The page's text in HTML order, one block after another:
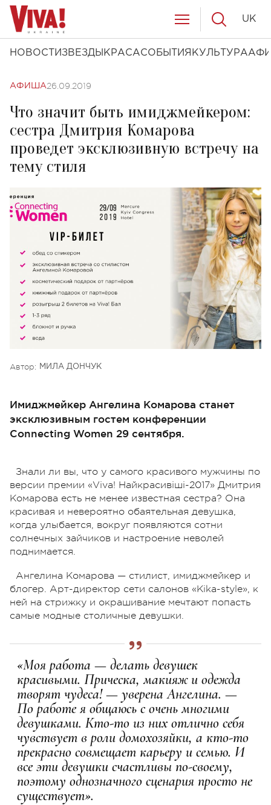
НОВОСТИ ЗВЕЗДЫ КРАСАСОБЫТИЯ КУЛЬТУРА
UK
АФИША26.09.2019
Что значит быть имиджмейкером:
сестра Дмитрия Комарова
проведет эксклюзивную встречу на
тему стиля
Автор: МИЛА ДОНЧУК
Имиджмейкер Ангелина Комарова станет
эксклюзивным гостем конференции
Connecting Women 29 сентября.
Знали ли вы, что у самого красивого мужчины по
версии премии «Viva! Найкрасивіші-2017» Дмитрия
Комарова есть не менее известная сестра? Она
красивая и невероятно обаятельная девушка,
когда улыбается, вокруг появляются сотни
солнечных зайчиков и настроение неволей
поднимается.
Ангелина Комарова — стилист, имиджмейкер и
блогер. Арт-директор сети салонов «Kika-style», к
ней на стрижку и окрашивание мечтают попасть
самые модные столичные девушки.
«Моя работа — делать девушек
красивыми. Прическа, макияж и одежда
творят чудеса! — уверена Ангелина. —
По работе я общаюсь с очень многими
девушками. Кто-то из них отлично себя
чувствует в роли домохозяйки, а кто-то
прекрасно совмещает карьеру и семью. И
все эти девушки счастливы по-своему,
поэтому однозначного сценария просто не
существует».